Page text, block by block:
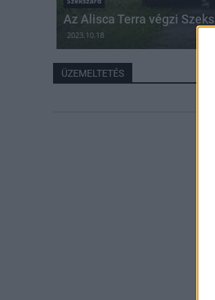
Az Alisca Terra végzi
2023.10.18
ÜZEMELTETÉS